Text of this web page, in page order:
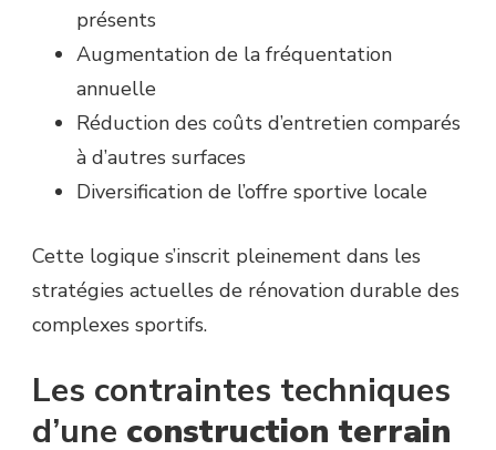
présents
Augmentation de la fréquentation
annuelle
Réduction des coûts d’entretien comparés
à d’autres surfaces
Diversification de l’offre sportive locale
Cette logique s’inscrit pleinement dans les
stratégies actuelles de rénovation durable des
complexes sportifs.
Les contraintes techniques
d’une construction terrain